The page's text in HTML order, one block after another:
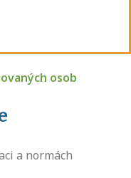
osob
a normách